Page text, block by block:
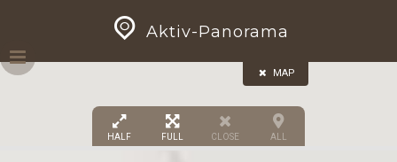
content
Aktiv-Panorama
MAP
HALF FULL CLOSE ALL